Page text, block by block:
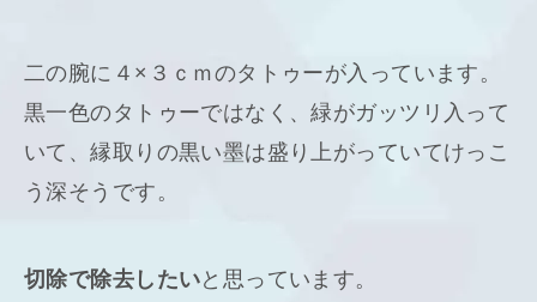
二の腕に４×３ｃｍのタトゥーが入っています。
黒一色のタトゥーではなく、緑がガッツリ入って
いて、縁取りの黒い墨は盛り上がっていてけっこ
う深そうです。
切除で除去したいと思っています。